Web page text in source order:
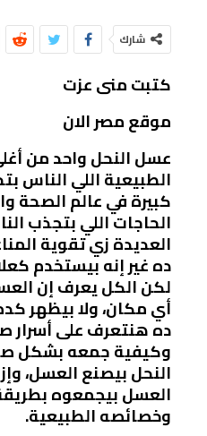
شارك
كتبت منى عزت
موقع مصر الان
عسل النحل واحد من
الطبيعية اللي الناس
كبيرة في عالم الصحة
الحاجات اللي بتجذب
العديدة زي تقوية
ده غير إنه بيستخدم
لكن الكل يعرف إن
أي مكان، ولا بيظهر
ده هنتعرف على أسرار
وكيفية جمعه بشكل
النحل بيصنع العسل،
العسل بيجمعوه
وخصائصه الطبيعية.